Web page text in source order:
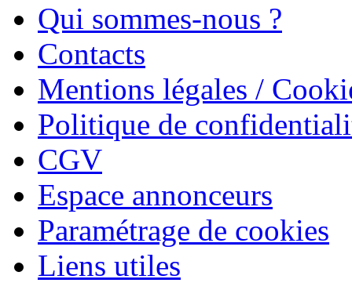
Qui sommes-nous ?
Contacts
Mentions légales /
Politique de
CGV
Espace annonceurs
Paramétrage de cookies
Liens utiles